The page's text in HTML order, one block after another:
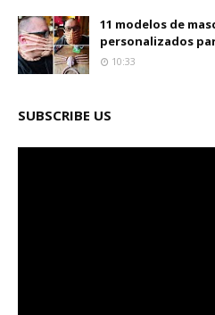
11 modelos de
personalizados
10:33
SUBSCRIBE US